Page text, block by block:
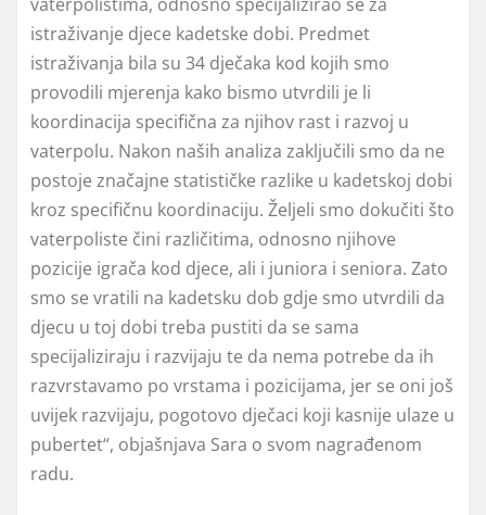
istraživanje djece kadetske dobi. Predmet
istraživanja bila su 34 dječaka kod kojih smo
provodili mjerenja kako bismo utvrdili je li
koordinacija specifična za njihov rast i razvoj u
vaterpolu. Nakon naših analiza zaključili smo da ne
postoje značajne statističke razlike u kadetskoj dobi
kroz specifičnu koordinaciju. Željeli smo dokučiti što
vaterpoliste čini različitima, odnosno njihove
pozicije igrača kod djece, ali i juniora i seniora. Zato
smo se vratili na kadetsku dob gdje smo utvrdili da
djecu u toj dobi treba pustiti da se sama
specijaliziraju i razvijaju te da nema potrebe da ih
razvrstavamo po vrstama i pozicijama, jer se oni još
uvijek razvijaju, pogotovo dječaci koji kasnije ulaze u
pubertet“, objašnjava Sara o svom nagrađenom
radu.